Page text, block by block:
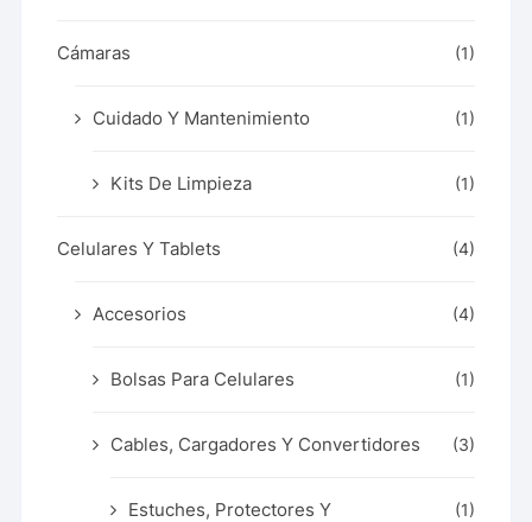
Cámaras (1)
Cuidado Y Mantenimiento (1)
Kits De Limpieza (1)
Celulares Y Tablets (4)
Accesorios (4)
Bolsas Para Celulares (1)
Cables, Cargadores Y Convertidores (3)
Estuches, Protectores Y
(1)